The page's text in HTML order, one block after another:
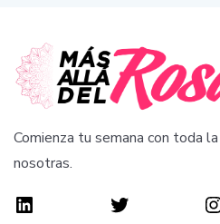
Comienza tu semana con toda
nosotras.